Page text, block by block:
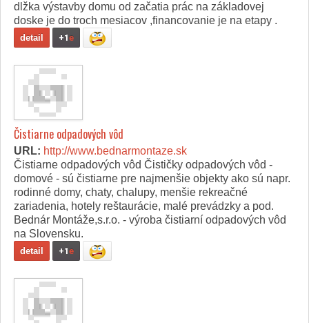
dlžka výstavby domu od začatia prác na základovej
doske je do troch mesiacov ,financovanie je na etapy .
detail +1e
Čistiarne odpadových vôd
URL: http://www.bednarmontaze.sk
Čistiarne odpadových vôd Čističky odpadových vôd -
domové - sú čistiarne pre najmenšie objekty ako sú napr.
rodinné domy, chaty, chalupy, menšie rekreačné
zariadenia, hotely reštaurácie, malé prevádzky a pod.
Bednár Montáže,s.r.o. - výroba čistiarní odpadových vôd
na Slovensku.
detail +1e